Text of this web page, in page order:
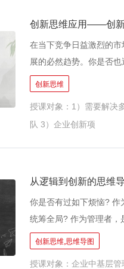
创新思维应用——创
在当下竞争日益激烈的
展的必然趋势。你是否
各类头脑风暴后依然做
觉难上加难？ 作为管理
在企业与部门管理中,你
学习，学员将打破“创新
创新思维
授课对象：1）需要解决
队 3）企业创新项
从逻辑到创新的思
你是否有过如下烦恼? 作
统筹全局? 作为管理者，
各类培训会议中,你是否
划一场新颖独特，大家
创新思维,思维导图
授课对象：企业中基层